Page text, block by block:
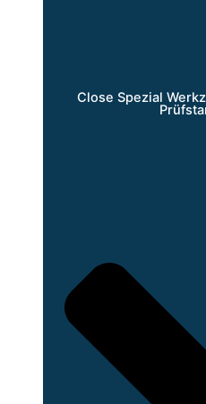
Close Spezial